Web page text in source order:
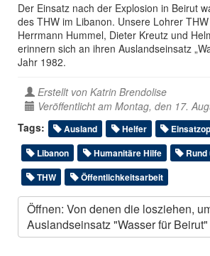
Der Einsatz nach der Explosion in Beirut
des THW im Libanon. Unsere Lohrer
Herrmann Hummel, Dieter Kreutz und
erinnern sich an ihren Auslandseinsatz
Jahr 1982.
Erstellt von Katrin Brendolise
Veröffentlicht am Montag, den 17.
Tags:
Ausland Helfer
Libanon
Humanitäre Hilfe
Rund
THW
Öffentlichkeitsarbeit
Öffnen: Von denen die losziehen,
Auslandseinsatz "Wasser für